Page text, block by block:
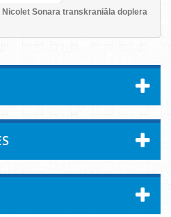
Nicolet Sonara transkraniāla doplera